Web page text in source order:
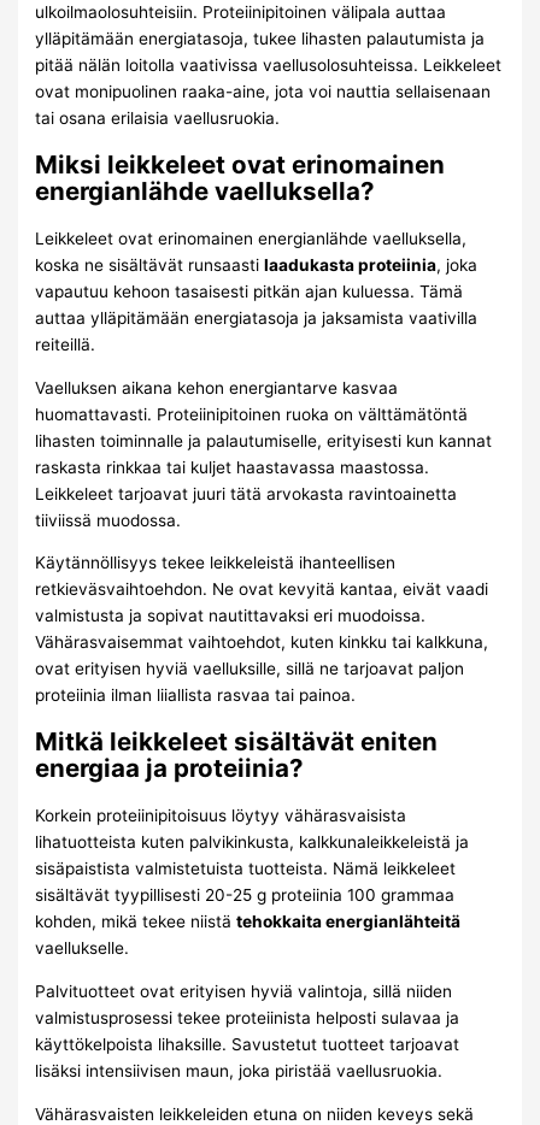
ulkoilmaolosuhteisiin. Proteiinipitoinen välipala auttaa
ylläpitämään energiatasoja, tukee lihasten palautumista ja
pitää nälän loitolla vaativissa vaellusolosuhteissa. Leikkeleet
ovat monipuolinen raaka-aine, jota voi nauttia sellaisenaan
tai osana erilaisia vaellusruokia.
Miksi leikkeleet ovat erinomainen
energianlähde vaelluksella?
Leikkeleet ovat erinomainen energianlähde vaelluksella,
koska ne sisältävät runsaastilaadukasta proteiinia, joka
vapautuu kehoon tasaisesti pitkän ajan kuluessa. Tämä
auttaa ylläpitämään energiatasoja ja jaksamista vaativilla
reiteillä.
Vaelluksen aikana kehon energiantarve kasvaa
huomattavasti. Proteiinipitoinen ruoka on välttämätöntä
lihasten toiminnalle ja palautumiselle, erityisesti kun kannat
raskasta rinkkaa tai kuljet haastavassa maastossa.
Leikkeleet tarjoavat juuri tätä arvokasta ravintoainetta
tiiviissä muodossa.
Käytännöllisyys tekee leikkeleistä ihanteellisen
retkieväsvaihtoehdon. Ne ovat kevyitä kantaa, eivät vaadi
valmistusta ja sopivat nautittavaksi eri muodoissa.
Vähärasvaisemmat vaihtoehdot, kuten kinkku tai kalkkuna,
ovat erityisen hyviä vaelluksille, sillä ne tarjoavat paljon
proteiinia ilman liiallista rasvaa tai painoa.
Mitkä leikkeleet sisältävät eniten
energiaa ja proteiinia?
Korkein proteiinipitoisuus löytyy vähärasvaisista
lihatuotteista kuten palvikinkusta, kalkkunaleikkeleistä ja
sisäpaistista valmistetuista tuotteista. Nämä leikkeleet
sisältävät tyypillisesti 20-25 g proteiinia 100 grammaa
kohden, mikä tekee niistätehokkaita energianlähteitä
vaellukselle.
Palvituotteet ovat erityisen hyviä valintoja, sillä niiden
valmistusprosessi tekee proteiinista helposti sulavaa ja
käyttökelpoista lihaksille. Savustetut tuotteet tarjoavat
lisäksi intensiivisen maun, joka piristää vaellusruokia.
Vähärasvaisten leikkeleiden etuna on niiden keveys sekä